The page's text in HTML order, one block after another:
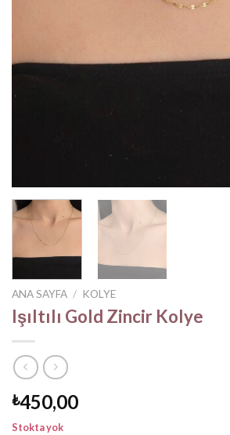
ANA SAYFA / KOLYE
Işıltılı Gold Zincir Kolye
₺450,00
Stokta yok